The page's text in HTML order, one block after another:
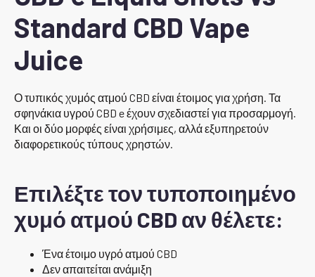
Standard CBD Vape
Juice
Ο τυπικός χυμός ατμού CBD είναι έτοιμος για χρήση. Τα
σφηνάκια υγρού CBD e έχουν σχεδιαστεί για προσαρμογή.
Και οι δύο μορφές είναι χρήσιμες, αλλά εξυπηρετούν
διαφορετικούς τύπους χρηστών.
Επιλέξτε τον τυποποιημένο
χυμό ατμού CBD αν θέλετε:
Ένα έτοιμο υγρό ατμού CBD
Δεν απαιτείται ανάμιξη